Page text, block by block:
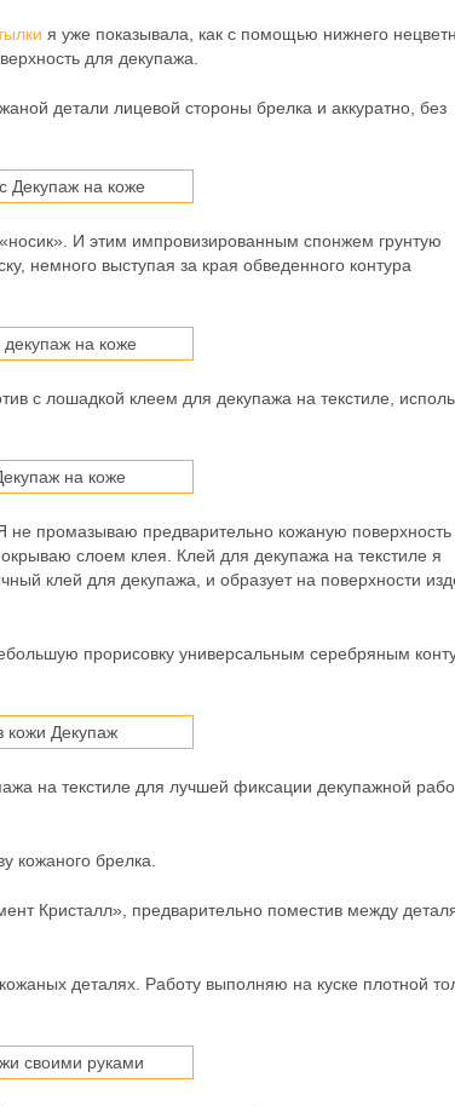
я уже показывала, как с помощью нижнего
для декупажа.
детали лицевой стороны брелка и аккуратно, без
И этим импровизированным спонжем грунтую
немного выступая за края обведенного контура
с лошадкой клеем для декупажа на текстиле,
Я не промазываю предварительно кожаную
слоем клея. Клей для декупажа на текстиле я
клей для декупажа, и образует на поверхности
прорисовку универсальным серебряным
на текстиле для лучшей фиксации декупажной
кожаного брелка.
Кристалл», предварительно поместив между
деталях. Работу выполняю на куске плотной